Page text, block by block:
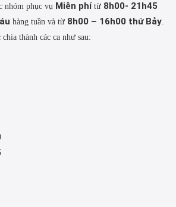
nhóm phục vụ Miễn phítừ 8h00- 21h45
hàng tuần và từ 8h00 – 16h00 thứ Bảy.
thành các ca như sau: